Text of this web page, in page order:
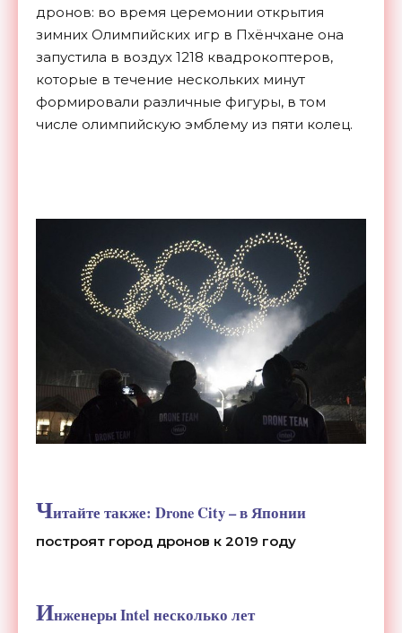
дронов: во время церемонии открытия
зимних Олимпийских игр в Пхёнчхане она
запустила в воздух 1218 квадрокоптеров,
которые в течение нескольких минут
формировали различные фигуры, в том
числе олимпийскую эмблему из пяти колец.
Читайте также: Drone City – в Японии
построят город дронов к 2019 году
Инженеры Intel несколько лет